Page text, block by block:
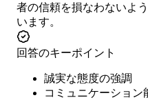
者の信頼を損なわないよ
います。
回答のキーポイント
誠実な態度の強調
コミュニケーション